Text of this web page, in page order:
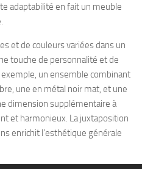
adaptabilité en fait un meuble
et de couleurs variées dans un
touche de personnalité et de
un ensemble combinant
une en métal noir mat, et une
dimension supplémentaire à
et harmonieux. La juxtaposition
enrichit l’esthétique générale